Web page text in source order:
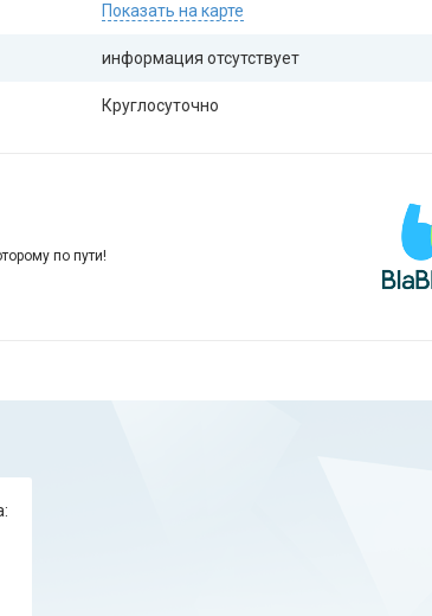
Показать на карте
информация отсутствует
Круглосуточно
по пути!